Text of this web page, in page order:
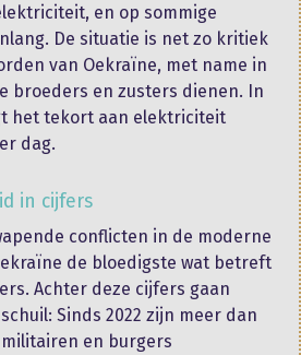
en op sommige
De situatie is net zo kritiek
van Oekraïne, met name in
broeders en zusters dienen. In
het tekort aan elektriciteit
dag.
in cijfers
conflicten in de moderne
de bloedigste wat betreft
Achter deze cijfers gaan
Sinds 2022 zijn meer dan
militairen en burgers